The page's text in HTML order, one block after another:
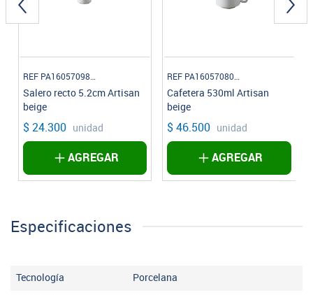
REF PA1605709812
Salero recto 5.2cm Artisan
beige
$ 24.300 unidad
AGREGAR
Cafetera 530ml Artisan
beige
$ 46.500 unidad
AGREGAR
Especificaciones
Tecnología Porcelana